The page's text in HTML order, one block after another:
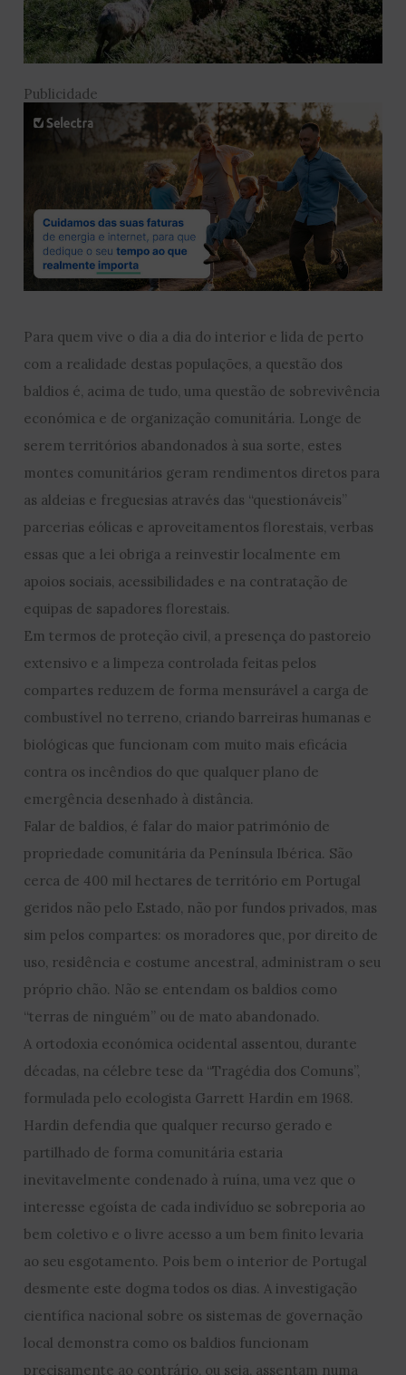
Publicidade
Para quem vive o dia a dia do interior e lida de perto
com a realidade destas populações, a questão dos
baldios é, acima de tudo, uma questão de sobrevivência
económica e de organização comunitária. Longe de
serem territórios abandonados à sua sorte, estes
montes comunitários geram rendimentos diretos para
as aldeias e freguesias através das “questionáveis”
parcerias eólicas e aproveitamentos florestais, verbas
essas que a lei obriga a reinvestir localmente em
apoios sociais, acessibilidades e na contratação de
equipas de sapadores florestais.
Em termos de proteção civil, a presença do pastoreio
extensivo e a limpeza controlada feitas pelos
compartes reduzem de forma mensurável a carga de
combustível no terreno, criando barreiras humanas e
biológicas que funcionam com muito mais eficácia
contra os incêndios do que qualquer plano de
emergência desenhado à distância.
Falar de baldios, é falar do maior património de
propriedade comunitária da Península Ibérica. São
cerca de 400 mil hectares de território em Portugal
geridos não pelo Estado, não por fundos privados, mas
sim pelos compartes: os moradores que, por direito de
uso, residência e costume ancestral, administram o seu
próprio chão. Não se entendam os baldios como
“terras de ninguém” ou de mato abandonado.
A ortodoxia económica ocidental assentou, durante
décadas, na célebre tese da “Tragédia dos Comuns”,
formulada pelo ecologista Garrett Hardin em 1968.
Hardin defendia que qualquer recurso gerado e
partilhado de forma comunitária estaria
inevitavelmente condenado à ruína, uma vez que o
interesse egoísta de cada indivíduo se sobreporia ao
bem coletivo e o livre acesso a um bem finito levaria
ao seu esgotamento. Pois bem o interior de Portugal
desmente este dogma todos os dias. A investigação
científica nacional sobre os sistemas de governação
local demonstra como os baldios funcionam
precisamente ao contrário, ou seja, assentam numa